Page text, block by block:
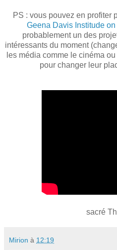
PS : vous pouvez en profiter
Geena Davis Institude
probablement un des
intéressants du moment
les média comme le cinéma
pour changer leur
sacré
Mirion à 12:19